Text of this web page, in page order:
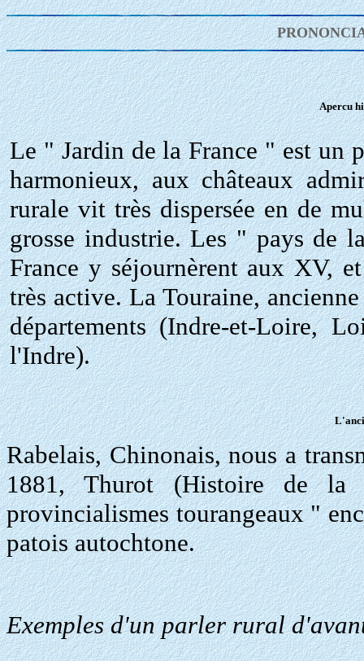
Apercu
Le " Jardin de la France " est un
harmonieux, aux châteaux
rurale vit très dispersée en de
grosse industrie. Les " pays de
France y séjournèrent aux XV,
très active. La Touraine,
départements (Indre-et-Loire,
l'Indre).
Rabelais, Chinonais, nous a
1881, Thurot (Histoire de la
provincialismes tourangeaux "
patois autochtone.
Exemples d'un parler rural